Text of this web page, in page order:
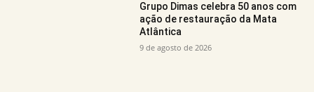
Grupo Dimas celebra 50 anos com
ação de restauração da Mata
Atlântica
9 de agosto de 2026